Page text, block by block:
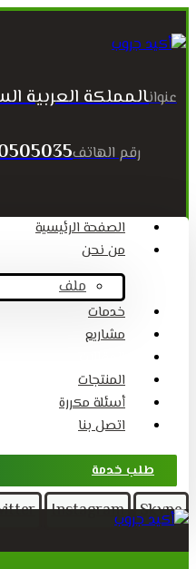
عنوانالمملكة العربية
رقم الهاتف
الصفحة الرئيسية
من نحن
ملف
خدمات
مشاريع
المنتجات
أسئلة مكررة
اتصل بنا
طلب خدمة
Instagram Skype